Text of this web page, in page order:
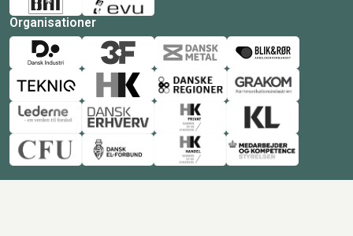
Organisationer